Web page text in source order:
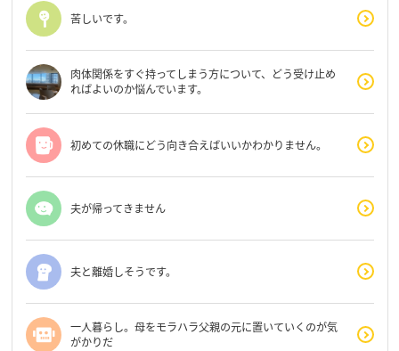
苦しいです。
肉体関係をすぐ持ってしまう方について、どう受け止め
ればよいのか悩んでいます。
初めての休職にどう向き合えばいいかわかりません。
夫が帰ってきません
夫と離婚しそうです。
一人暮らし。母をモラハラ父親の元に置いていくのが気
がかりだ